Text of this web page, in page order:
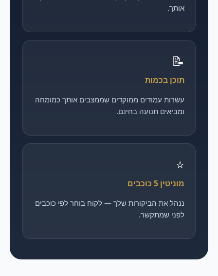
אותך.
📝
תוכן בכמות
עשרות עמודים ממוקדים שממצבים אותך כמומחה
ומביאים תנועה בחינם.
⭐
מוניטין 5 כוכבים
ננהל את הביקורות שלך — לקוח בוחר לפי כוכבים
לפני שמתקשר.